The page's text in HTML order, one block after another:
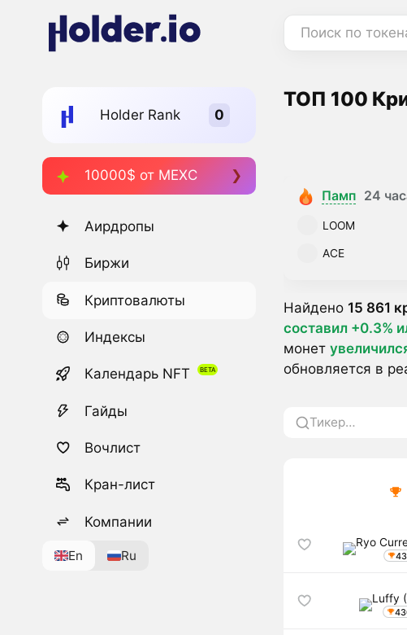
Поиск по
Holder Rank
10000$ от MEXC
Аирдропы
Биржи
Криптовалюты
Индексы
Календарь NFT
Гайды
Вочлист
Кран-лист
Компании
En Ru
ТОП 100
Памп 24
LOOM
ACE
Найдено 15 861
составил +0.3%
монет
обновляется в